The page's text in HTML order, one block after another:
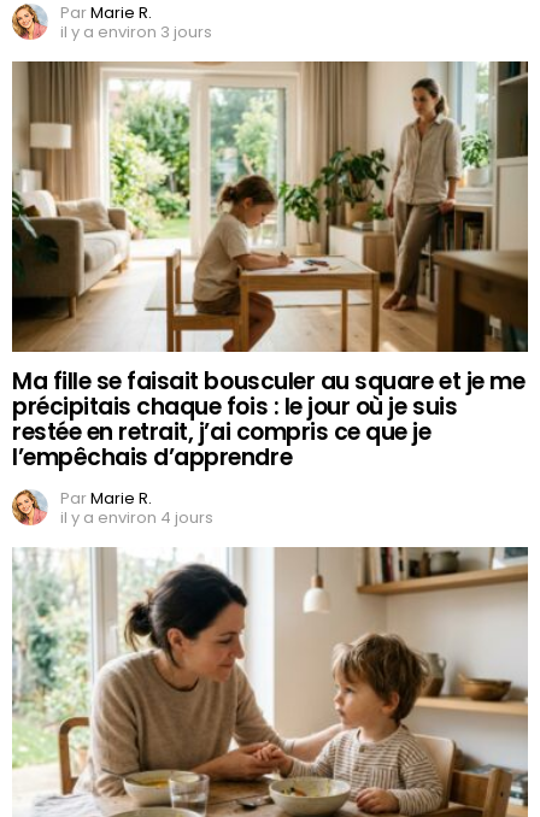
ParMarie R.
il y a environ 3 jours
Ma fille se faisait bousculer au square et je me
précipitais chaque fois : le jour où je suis
restée en retrait, j’ai compris ce que je
l’empêchais d’apprendre
ParMarie R.
il y a environ 4 jours